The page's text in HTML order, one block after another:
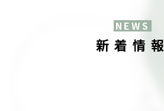
NEWS
新着情報